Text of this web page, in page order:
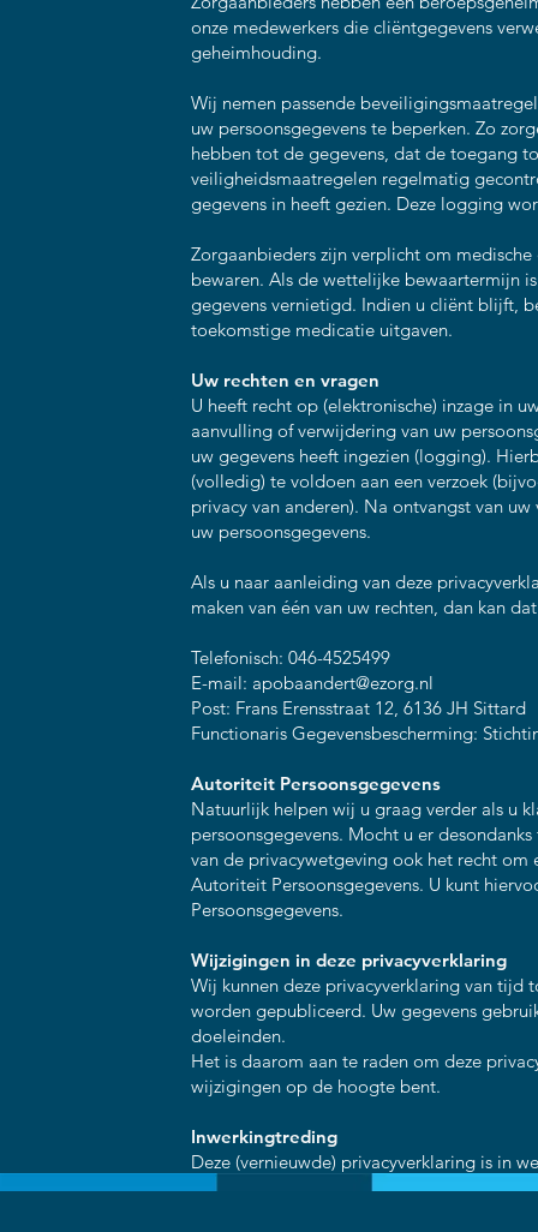
onze medewerkers die cliëntgegevens
geheimhouding.
Wij nemen passende
uw persoonsgegevens te beperken. Zo
hebben tot de gegevens, dat de toegang
veiligheidsmaatregelen regelmatig
gegevens in heeft gezien. Deze logging
Zorgaanbieders zijn verplicht om
bewaren. Als de wettelijke bewaartermijn
gegevens vernietigd. Indien u cliënt blijft,
toekomstige medicatie uitgaven.
Uw rechten en vragen
U heeft recht op (elektronische) inzage in
aanvulling of verwijdering van uw
uw gegevens heeft ingezien (logging).
(volledig) te voldoen aan een verzoek
privacy van anderen). Na ontvangst van
uw persoonsgegevens.
Als u naar aanleiding van deze
maken van één van uw rechten, dan kan
Telefonisch: 046-4525499
E-mail: apobaandert@ezorg.nl
Post: Frans Erensstraat 12, 6136 JH Sittard
Functionaris Gegevensbescherming:
Autoriteit Persoonsgegevens
Natuurlijk helpen wij u graag verder als u
persoonsgegevens. Mocht u er
van de privacywetgeving ook het recht
Autoriteit Persoonsgegevens. U kunt
Persoonsgegevens.
Wijzigingen in deze privacyverklaring
Wij kunnen deze privacyverklaring van
worden gepubliceerd. Uw gegevens
doeleinden.
Het is daarom aan te raden om deze
wijzigingen op de hoogte bent.
Inwerkingtreding
Deze (vernieuwde) privacyverklaring is in